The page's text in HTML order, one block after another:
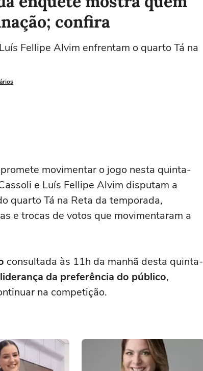
confira
Fellipe Alvim enfrentam o quarto Tá na
movimentar o jogo nesta quinta-
e Luís Fellipe Alvim disputam a
quarto Tá na Reta da temporada,
e trocas de votos que movimentaram a
consultada às 11h da manhã desta quinta-
da preferência do público,
na competição.